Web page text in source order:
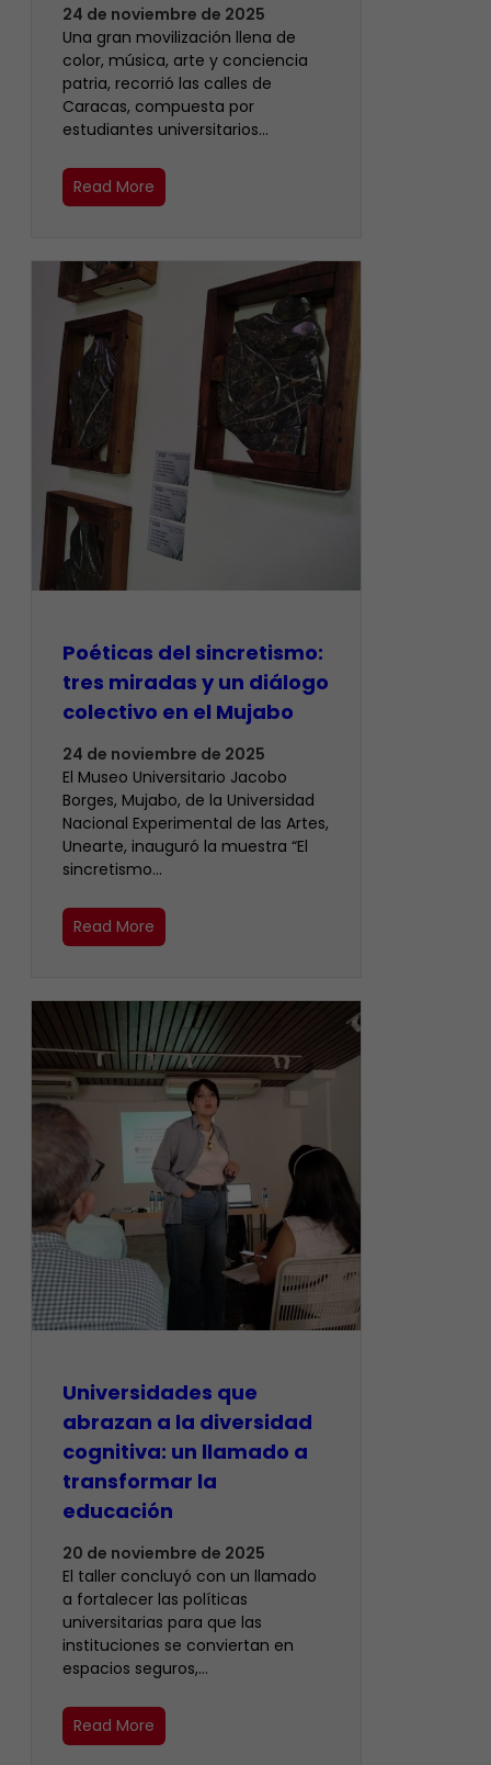
24 de noviembre de 2025
Una gran movilización llena de
color, música, arte y conciencia
patria, recorrió las calles de
Caracas, compuesta por
estudiantes universitarios…
Read More
Poéticas del sincretismo:
tres miradas y un diálogo
colectivo en el Mujabo
24 de noviembre de 2025
El Museo Universitario Jacobo
Borges, Mujabo, de la Universidad
Nacional Experimental de las Artes,
Unearte, inauguró la muestra “El
sincretismo…
Read More
Universidades que
abrazan a la diversidad
cognitiva: un llamado a
transformar la
educación
20 de noviembre de 2025
El taller concluyó con un llamado
a fortalecer las políticas
universitarias para que las
instituciones se conviertan en
espacios seguros,…
Read More